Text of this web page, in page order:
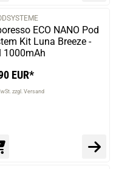
eines Kommentars
eines Kommentars
ECO NANO Pod
Kit Luna Breeze -
1000mAh
EUR*
zzgl. Versand